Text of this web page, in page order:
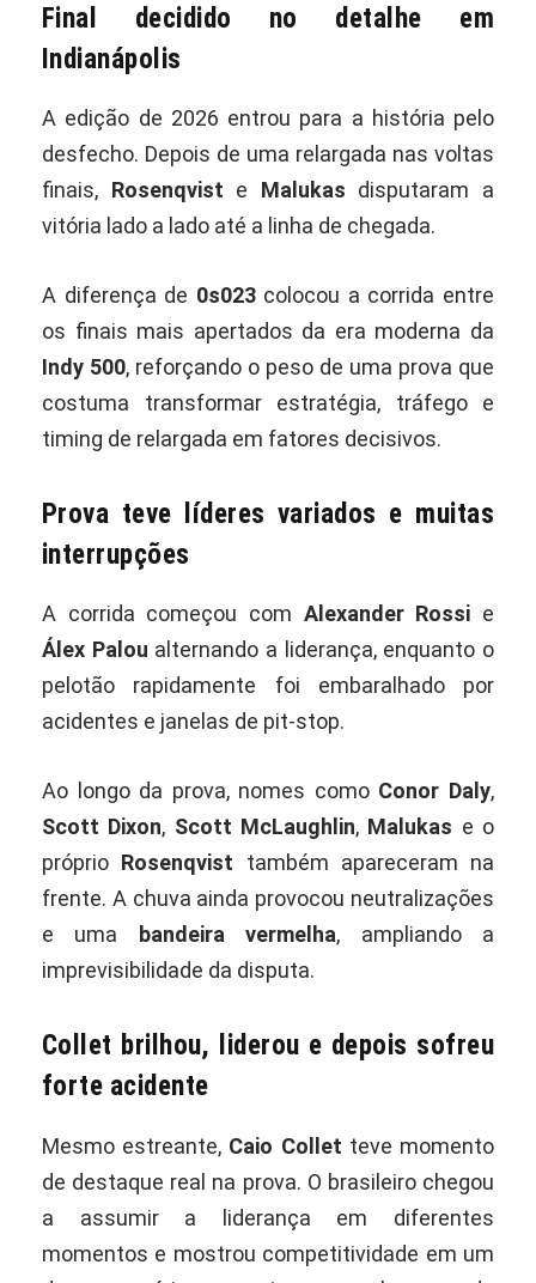
Final decidido no detalhe em
Indianápolis
A edição de 2026 entrou para a história pelo
desfecho. Depois de uma relargada nas voltas
finais, Rosenqvist e Malukas disputaram a
vitória lado a lado até a linha de chegada.
A diferença de 0s023colocou a corrida entre
os finais mais apertados da era moderna da
Indy 500, reforçando o peso de uma prova que
costuma transformar estratégia, tráfego e
timing de relargada em fatores decisivos.
Prova teve líderes variados e muitas
interrupções
A corrida começou com Alexander Rossi e
Álex Palou alternando a liderança, enquanto o
pelotão rapidamente foi embaralhado por
acidentes e janelas de pit-stop.
Ao longo da prova, nomes como Conor Daly,
Scott Dixon, Scott McLaughlin, Malukas e o
próprio Rosenqvist também apareceram na
frente. A chuva ainda provocou neutralizações
e uma
bandeira vermelha, ampliando a
imprevisibilidade da disputa.
Collet brilhou, liderou e depois sofreu
forte acidente
Mesmo estreante, Caio Collet teve momento
de destaque real na prova. O brasileiro chegou
a assumir a liderança em diferentes
momentos e mostrou competitividade em um